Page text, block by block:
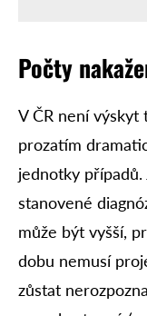
Počty
V ČR není
prozatím
jednotky
stanovené
může být vyšší,
dobu nemusí
zůstat